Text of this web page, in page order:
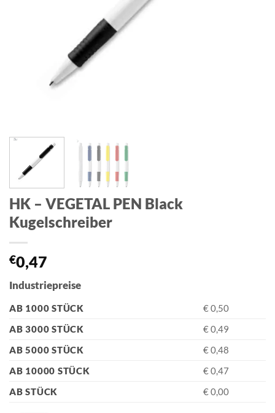
HK – VEGETAL PEN Black
Kugelschreiber
€0,47
Industriepreise
AB 1000 STÜCK
€ 0,50
AB 3000 STÜCK
€ 0,49
AB 5000 STÜCK
€ 0,48
AB 10000 STÜCK
€ 0,47
AB STÜCK
€ 0,00